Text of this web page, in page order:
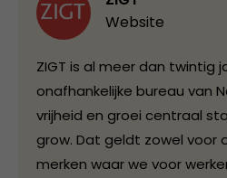
Website
ZIGT is al meer dan twintig
onafhankelijke bureau van
vrijheid en groei centraal
grow. Dat geldt zowel voor
merken waar we voor